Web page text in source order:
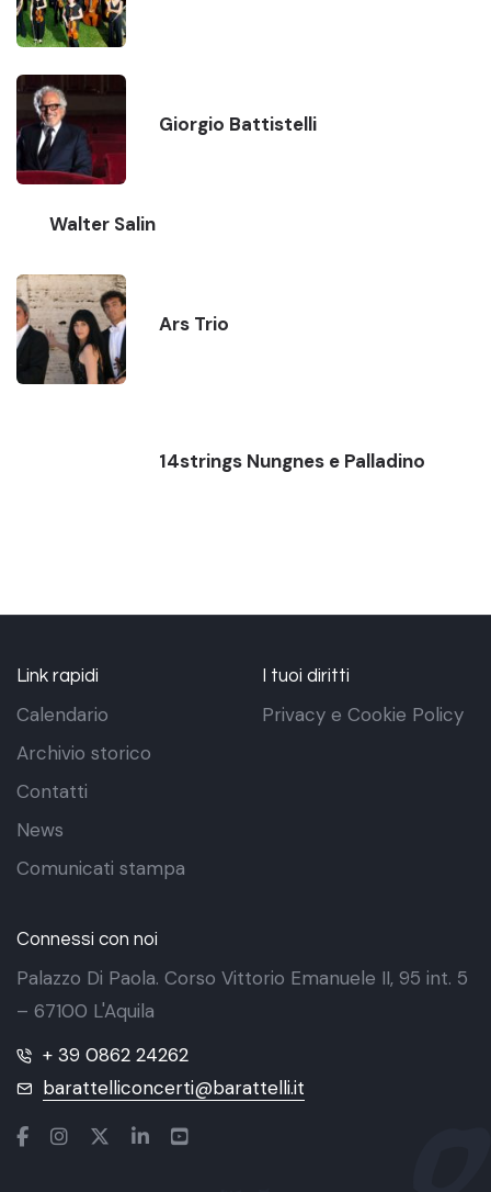
Giorgio Battistelli
Walter Salin
Ars Trio
14strings Nungnes e Palladino
Link rapidi
Calendario
Archivio storico
Contatti
News
Comunicati stampa
I tuoi diritti
Privacy e Cookie Policy
Connessi con noi
Palazzo Di Paola. Corso Vittorio Emanuele II, 95 int. 5
– 67100 L'Aquila
+ 39 0862 24262
barattelliconcerti@barattelli.it